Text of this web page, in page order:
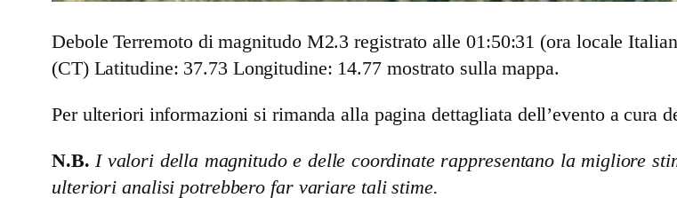
Debole Terremoto di magnitudo M2.3 registrato alle 01:50:31 (ora locale
(CT)Latitudine: 37.73 Longitudine: 14.77 mostrato sulla mappa.
Per ulteriori informazioni si rimanda alla pagina dettagliata dell’evento a cura
N.B. I valori della magnitudo e delle coordinate rappresentano la migliore
ulteriori analisi potrebbero far variare tali stime.